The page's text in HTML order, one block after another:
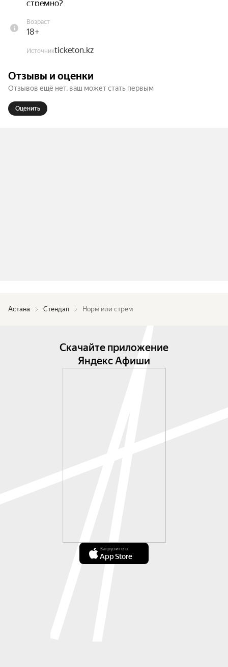
стремно?
Юмор, искренность и коллективная мудрость в
чём обычно молчат — и наконец узнать, что
Также в заведении работает бар и кухня!
Возраст
18+
Источникticketon.kz
Отзывы и оценки
Отзывов ещё нет, ваш может стать первым
Оценить
Астана Стендап Норм или стрём
Скачайте приложение
Яндекс Афиши
Загрузите в
App Store